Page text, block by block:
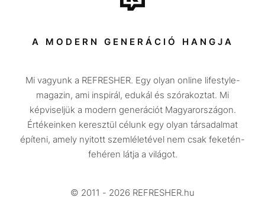
Sport
Társadalom
Utazás
Életmód
Design
Beszélgetések
A MODERN GENERÁCIÓ HANGJA
Mi vagyunk a REFRESHER. Egy olyan online lifestyle-
magazin, ami inspirál, edukál és szórakoztat. Mi
képviseljük a modern generációt Magyarországon.
Értékeinken keresztül célunk egy olyan társadalmat
építeni, amely nyitott szemléletével nem csak feketén-
fehéren látja a világot.
© 2011 - 2026 REFRESHER.hu